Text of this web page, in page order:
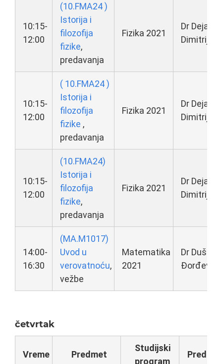
10:15-
12:00
(10.FMA24 )
Istorija i
filozofija
fizike,
predavanja
Fizika 2021
Dr Dejan
10:15-
12:00
( 10.FMA24 )
Istorija i
filozofija
fizike ,
predavanja
Fizika 2021
Dr Dejan
10:15-
12:00
(10.FMA24)
Istorija i
filozofija
fizike,
predavanja
Fizika 2021
Dr Dejan
14:00-
16:30
(MA.M1017)
Uvod u
verovatnoću,
vežbe
Matematika
2021
Dr Dušan
Đorđević
četvrtak
Vreme Predmet
Studijski
program